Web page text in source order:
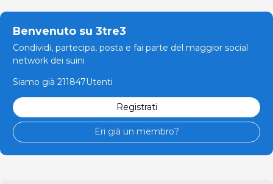
Benvenuto su 3tre3
Condividi, partecipa, posta e fai parte del maggior social
network dei suini
Siamo già 211847Utenti
Registrati
Eri già un membro?